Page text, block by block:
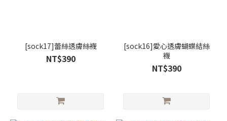
[sock17]蕾絲透膚絲襪
NT$390
[sock16]愛心透膚蝴蝶結絲
襪
NT$390